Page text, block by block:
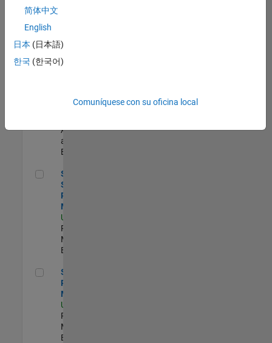
Senior Program Manager
US-MA-Natick
Management |
Data Architect
US-MA-Natick|
Applications
and Tools |
Experimentado
Senior Software Program Manager
Senior
Software
Program
Manager
US-MA-Natick
Program
Management |
Experimentado
Senior Program Manager
Senior
Program
Manager
US-MA-Natick
Program
Management |
Experimentado
简体中文
English
日本 (日本語)
한국 (한국어)
Comuníquese con su oficina local